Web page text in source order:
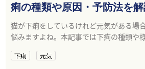
痢の種類や原因・予防法を
猫が下痢をしているけれど元気がある場
悩みますよね。本記事では下痢の種類や
下痢 元気